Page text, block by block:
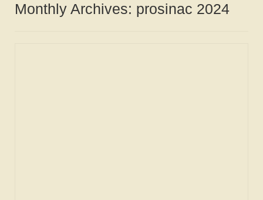
NOVOSTI
Monthly Archives: prosinac 2024